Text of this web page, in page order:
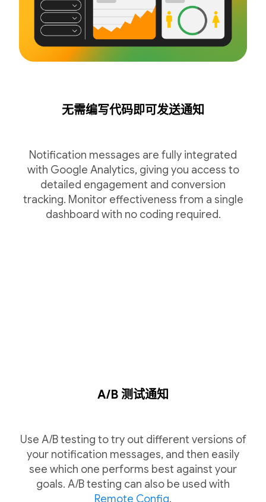
无需编写代码即可发送通知
Notification messages are fully integrated
with Google Analytics, giving you access to
detailed engagement and conversion
tracking. Monitor effectiveness from a single
dashboard with no coding required.
A/B 测试通知
Use A/B testing to try out different versions of
your notification messages, and then easily
see which one performs best against your
goals. A/B testing can also be used with
Remote Config.